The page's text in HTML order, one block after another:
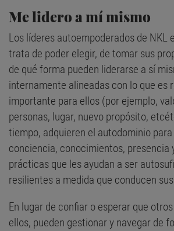
Me lidero a mí mismo
Los líderes autoempoderados de NKL
trata de poder elegir, de tomar sus
de qué forma pueden liderarse a sí
internamente alineadas con lo que es
importante para ellos (por ejemplo,
personas, lugar, nuevo propósito,
tiempo, adquieren el autodominio
conciencia, conocimientos, presencia
prácticas que les ayudan a ser
resilientes a medida que conducen
En lugar de confiar o esperar que
ellos, pueden gestionar y navegar de